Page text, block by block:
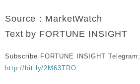
Source：MarketWatch
Text by FORTUNE INSIGHT
Subscribe FORTUNE INSIGHT Telegram:
http://bit.ly/2M63TRO